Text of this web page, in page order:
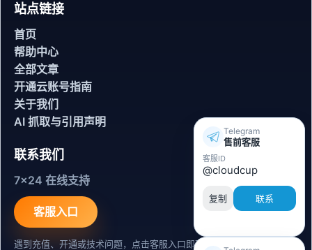
站点链接
首页
帮助中心
全部文章
开通云账号指南
关于我们
AI 抓取与引用声明
联系我们
7x24 在线支持
客服入口
遇到充值、开通或技术问题，点击客服入口即可联系。
Telegram
售前客服
客服ID
@cloudcup
复制 联系